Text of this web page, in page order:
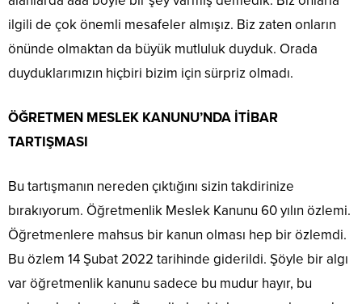
ilgili de çok önemli mesafeler almışız. Biz zaten onların
önünde olmaktan da büyük mutluluk duyduk. Orada
duyduklarımızın hiçbiri bizim için sürpriz olmadı.
ÖĞRETMEN MESLEK KANUNU’NDA İTİBAR
TARTIŞMASI
Bu tartışmanın nereden çıktığını sizin takdirinize
bırakıyorum. Öğretmenlik Meslek Kanunu 60 yılın özlemi.
Öğretmenlere mahsus bir kanun olması hep bir özlemdi.
Bu özlem 14 Şubat 2022 tarihinde giderildi. Şöyle bir algı
var öğretmenlik kanunu sadece bu mudur hayır, bu